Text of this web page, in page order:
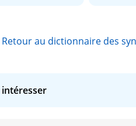
Retour au dictionnaire des